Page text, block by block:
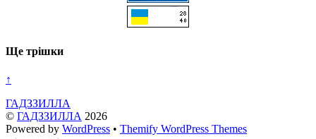
Ще трішки
↑
ГАДЗЗИЛЛА
© ГАДЗЗИЛЛА 2026
Powered by WordPress • Themify WordPress Themes